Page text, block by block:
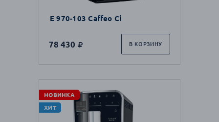
E 970-103 Caffeo Ci
78 430 В КОРЗИНУ
НОВИНКА
ХИТ